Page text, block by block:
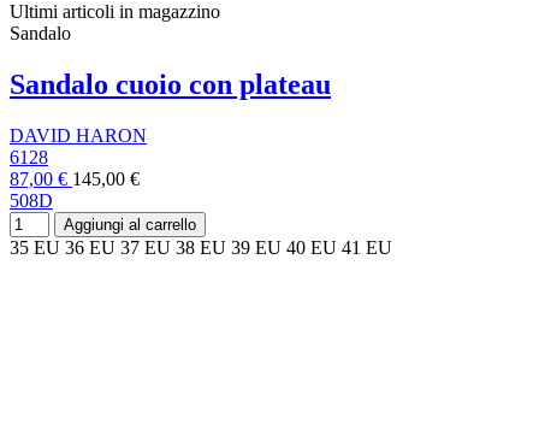
Ultimi articoli in magazzino
Sandalo
Sandalo cuoio con plateau
DAVID HARON
6128
87,00 € 145,00 €
508D
Aggiungi al carrello
35 EU 36 EU 37 EU 38 EU 39 EU 40 EU 41 EU